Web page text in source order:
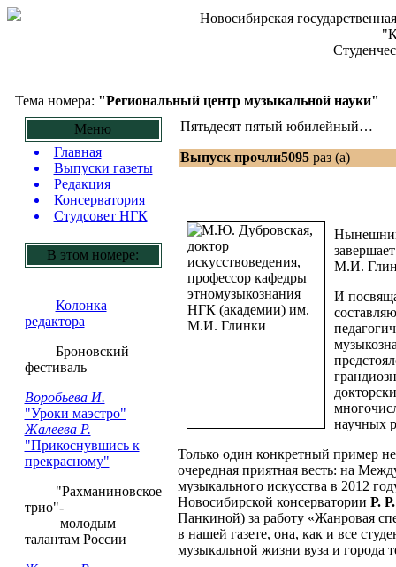
Новосибирская
Тема номера: "Региональный центр музыкальной науки"
Меню
Главная
Выпуски газеты
Редакция
Консерватория
Студсовет НГК
В этом номере:
Колонка
редактора
Броновский
фестиваль
Воробьева И.
"Уроки маэстро"
Жалеева Р.
"Прикоснувшись к
прекрасному"
"Рахманиновское
трио"-
молодым
талантам России
Пятьдесят пятый юбилейный…
Выпуск прочли5095раз (а)
Нынешний
М.И.
И
научных
Только один конкретный пример
очередная приятная весть: на
музыкального искусства в 2012
Новосибирской консерватории Р.
Панкиной) за работу «Жанровая
в нашей газете, она, как и все
музыкальной жизни вуза и города